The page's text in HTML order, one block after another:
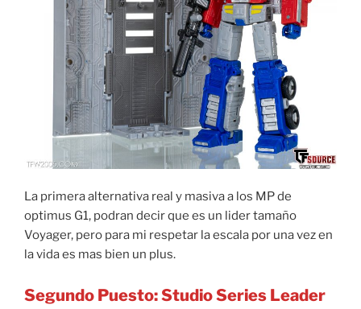
La primera alternativa real y masiva a los MP de
optimus G1, podran decir que es un lider tamaño
Voyager, pero para mi respetar la escala por una vez en
la vida es mas bien un plus.
Segundo Puesto: Studio Series Leader